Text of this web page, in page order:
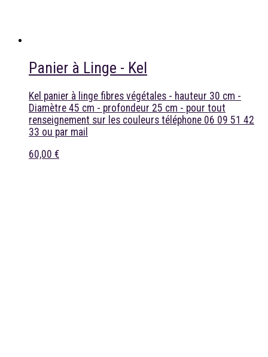
Panier à Linge - Kel
Kel panier à linge fibres végétales - hauteur 30 cm -
Diamètre 45 cm - profondeur 25 cm - pour tout
renseignement sur les couleurs téléphone 06 09 51 42
33 ou par mail
60,00 €